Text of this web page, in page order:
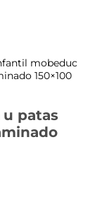
mobeduc
150×100
patas